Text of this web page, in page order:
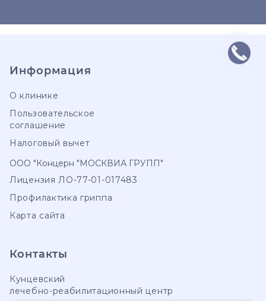
Информация
О клинике
Пользовательское
соглашение
Налоговый вычет
ООО "Концерн "МОСКВИА ГРУПП"
Лицензия ЛО-77-01-017483
Профилактика гриппа
Карта сайта
Контакты
Кунцевский
лечебно-реабилитационный центр